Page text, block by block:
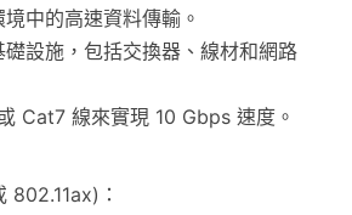
中的高速資料傳輸。
設施，包括交換器、線材和網路
Cat7 線來實現 10 Gbps 速度。
802.11ax)：